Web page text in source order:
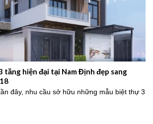
hiện đại tại Nam Định đẹp sang
đây, nhu cầu sở hữu những mẫu biệt thự 3